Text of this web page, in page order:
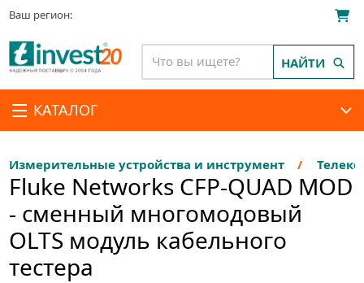
Ваш регион:
КАТАЛОГ
НАЙТИ
Измерительные устройства и инструмент
Fluke Networks CFP-QUAD MOD
- сменный многомодовый
OLTS модуль кабельного
тестера